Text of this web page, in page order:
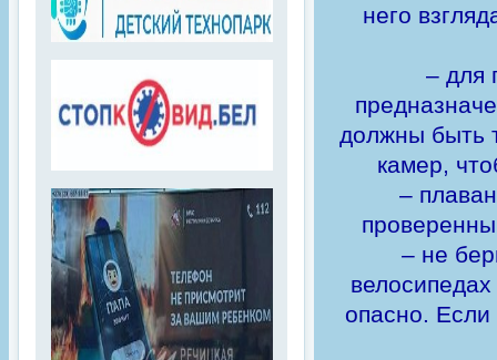
него
– для
должны быть
камер,
–
– не
опасно.